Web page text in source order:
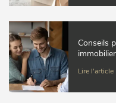
Conseils
immobilier
Lire l'article